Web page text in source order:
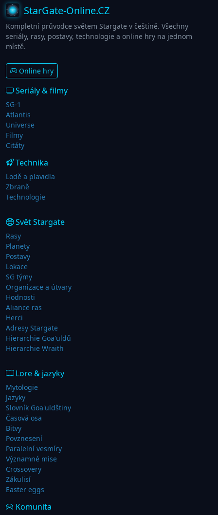
StarGate-Online.CZ
Kompletní průvodce světem Stargate v češtině. Všechny
seriály, rasy, postavy, technologie a online hry na jednom
místě.
Online hry
Seriály & filmy
SG-1
Atlantis
Universe
Filmy
Citáty
Technika
Lodě a plavidla
Zbraně
Technologie
Svět Stargate
Rasy
Planety
Postavy
Lokace
SG týmy
Organizace a útvary
Hodnosti
Aliance ras
Herci
Adresy Stargate
Hierarchie Goa'uldů
Hierarchie Wraith
Lore & jazyky
Mytologie
Jazyky
Slovník Goa'uldštiny
Časová osa
Bitvy
Povznesení
Paralelní vesmíry
Významné mise
Crossovery
Zákulisí
Easter eggs
Komunita